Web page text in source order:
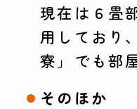
現在は６畳
用しており
寮」でも部
そのほか